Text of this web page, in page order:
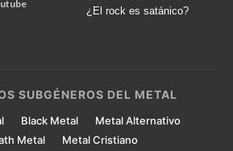
¿El rock es satánico?
SUBGÉNEROS DEL METAL
Black Metal
Metal Alternativo
Metal
Metal Cristiano